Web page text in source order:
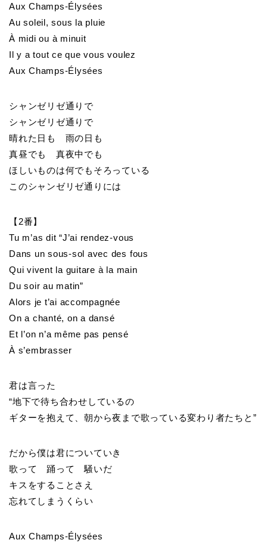
Aux Champs-Élysées
Au soleil, sous la pluie
À midi ou à minuit
Il y a tout ce que vous voulez
Aux Champs-Élysées
シャンゼリゼ通りで
シャンゼリゼ通りで
晴れた日も 雨の日も
真昼でも 真夜中でも
ほしいものは何でもそろっている
このシャンゼリゼ通りには
【2番】
Tu m’as dit “J’ai rendez-vous
Dans un sous-sol avec des fous
Qui vivent la guitare à la main
Du soir au matin”
Alors je t’ai accompagnée
On a chanté, on a dansé
Et l’on n’a même pas pensé
À s’embrasser
君は言った
“地下で待ち合わせしているの
ギターを抱えて、朝から夜まで歌っている変わり者たちと”
だから僕は君についていき
歌って 踊って 騒いだ
キスをすることさえ
忘れてしまうくらい
Aux Champs-Élysées